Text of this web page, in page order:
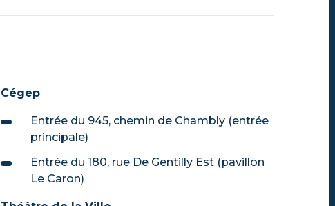
Cégep
Entrée du 945, chemin de Chambly (entrée
principale)
Entrée du 180, rue De Gentilly Est (pavillon
Le Caron)